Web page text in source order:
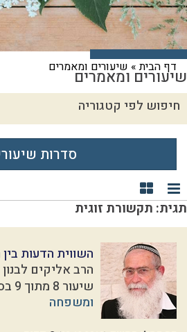
דף הבית» שיעורים ומאמרים
שיעורים ומאמרים
חיפוש לפי קטגוריה
סדרות
תצוגת רשימה
תצוגת קוביות
תגית: תקשורת זוגית
השווית הדעות בין
הרב אליקים לבנון
שיעור 8 מתוך 9 בסדרת
ומשפחה